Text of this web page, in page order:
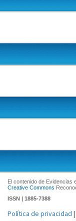
El contenido de Evidencias
Creative Commons
ISSN | 1885-7388
Política de privacidad |